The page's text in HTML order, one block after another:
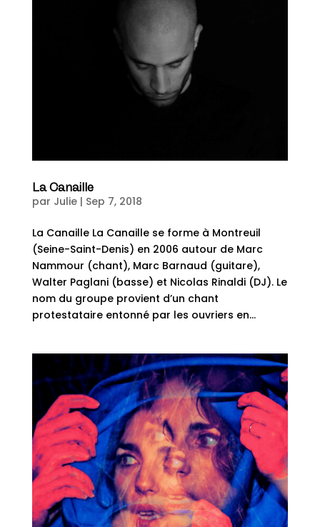
La Canaille
par Julie| Sep 7, 2018
La Canaille La Canaille se forme à Montreuil
(Seine-Saint-Denis) en 2006 autour de Marc
Nammour (chant), Marc Barnaud (guitare),
Walter Paglani (basse) et Nicolas Rinaldi (DJ). Le
nom du groupe provient d’un chant
protestataire entonné par les ouvriers en...